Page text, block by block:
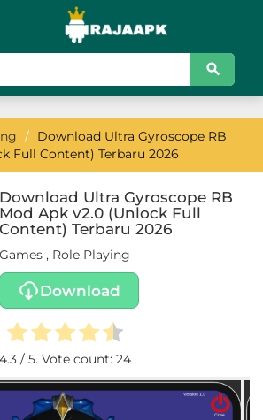
/ Download Ultra Gyroscope RB
Full Content) Terbaru 2026
Download Ultra Gyroscope RB
Mod Apk v2.0 (Unlock Full
Content) Terbaru 2026
Games , Role Playing
Download
4.3/ 5. Vote count: 24